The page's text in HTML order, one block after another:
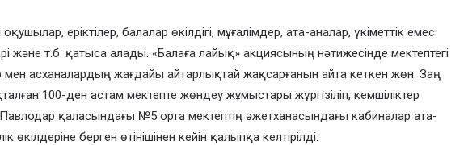
еріктілер, балалар өкілдігі, мұғалімдер, ата-аналар, үкіметтік емес
және т.б. қатыса алады. «Балаға лайық» акциясының нәтижесінде мектептегі
асханалардың жағдайы айтарлықтай жақсарғанын айта кеткен жөн. Заң
100-ден астам мектепте жөндеу жұмыстары жүргізіліп, кемшіліктер
қаласындағы №5 орта мектептің әжетханасындағы кабиналар ата-
өкілдеріне берген өтінішінен кейін қалыпқа келтірілді.